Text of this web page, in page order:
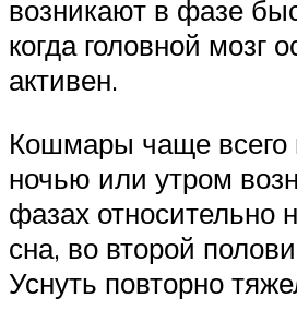
возникают в фазе
когда головной мозг
активен.
Кошмары чаще всего
ночью или утром
фазах относительно
сна, во второй
Уснуть повторно